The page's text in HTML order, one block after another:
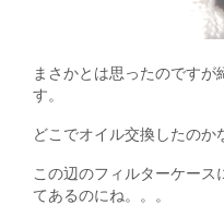
まさかとは思ったのです
す。
どこでオイル交換したのか
この辺のフィルターケー
てあるのにね。。。